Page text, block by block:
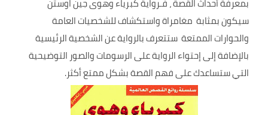
سيكون بمثابة مغامراة واستكشاف للشخصيات العامة
والحوارات الممتعة ستتعرف بالرواية عن الشخصية الرئيسية
بالإضافة إلى إحتواء الرواية على الرسومات والصور التوضيحية
التي ستساعدك على فهم القصة بشكل ممتع أكثر.